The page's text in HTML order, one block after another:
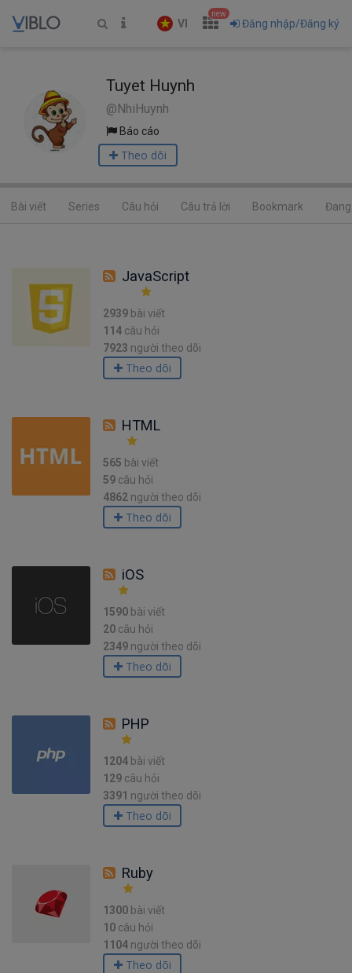
VI
new
Đăng nhập/Đăng ký
Tuyet Huynh
@NhiHuynh
Báo cáo
Theo dõi
Bài viết Series Câu hỏi Câu trả lời Bookmark
JavaScript
2939 bài viết
114 câu hỏi
7923 người theo dõi
Theo dõi
HTML
565 bài viết
59 câu hỏi
4862 người theo dõi
Theo dõi
iOS
1590 bài viết
20 câu hỏi
2349 người theo dõi
Theo dõi
PHP
1204 bài viết
129 câu hỏi
3391 người theo dõi
Theo dõi
Ruby
1300 bài viết
10 câu hỏi
1104 người theo dõi
Theo dõi